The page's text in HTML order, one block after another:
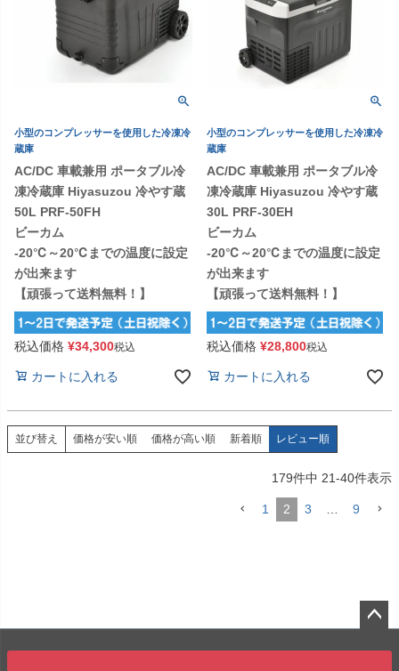
小型のコンプレッサーを使用した冷凍冷
蔵庫
AC/DC 車載兼用 ポータブル冷
凍冷蔵庫 Hiyasuzou 冷やす蔵
50L PRF-50FH
ビーカム
-20℃～20℃までの温度に設定
が出来ます
【頑張って送料無料！】
税込価格 ¥34,300税込
カートに入れる
小型のコンプレッサーを使用した冷凍冷
蔵庫
AC/DC 車載兼用 ポータブル冷
凍冷蔵庫 Hiyasuzou 冷やす蔵
30L PRF-30EH
ビーカム
-20℃～20℃までの温度に設定
が出来ます
【頑張って送料無料！】
税込価格 ¥28,800税込
カートに入れる
並び替え 価格が安い順 価格が高い順 新着順 レビュー順
179件中 21-40件表示
1 2 3 9